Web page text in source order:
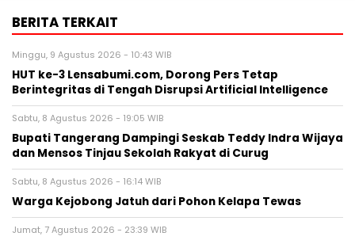
BERITA TERKAIT
Minggu, 9 Agustus 2026 - 10:43 WIB
HUT ke-3 Lensabumi.com, Dorong Pers Tetap
Berintegritas di Tengah Disrupsi Artificial Intelligence
Sabtu, 8 Agustus 2026 - 19:05 WIB
Bupati Tangerang Dampingi Seskab Teddy Indra Wijaya
dan Mensos Tinjau Sekolah Rakyat di Curug
Sabtu, 8 Agustus 2026 - 16:14 WIB
Warga Kejobong Jatuh dari Pohon Kelapa Tewas
Jumat, 7 Agustus 2026 - 23:39 WIB